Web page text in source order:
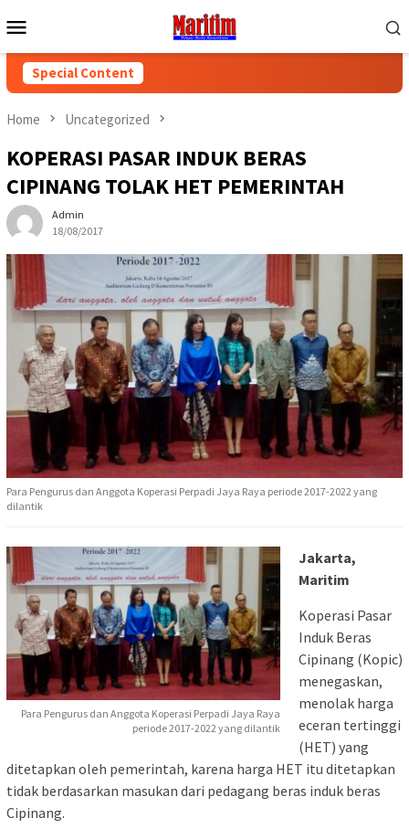
to
Menu
Special Content
Home Uncategorized
KOPERASI PASAR INDUK BERAS
CIPINANG TOLAK HET PEMERINTAH
Admin
18/08/2017
Para Pengurus dan Anggota Koperasi Perpadi Jaya Raya periode 2017-2022 yang
dilantik
Para Pengurus dan Anggota Koperasi Perpadi Jaya Raya
periode 2017-2022 yang dilantik
Jakarta,
Maritim
Koperasi Pasar
Induk Beras
Cipinang (Kopic)
menegaskan,
menolak harga
eceran tertinggi
(HET) yang
ditetapkan oleh pemerintah, karena harga HET itu ditetapkan
tidak berdasarkan masukan dari pedagang beras induk beras
Cipinang.